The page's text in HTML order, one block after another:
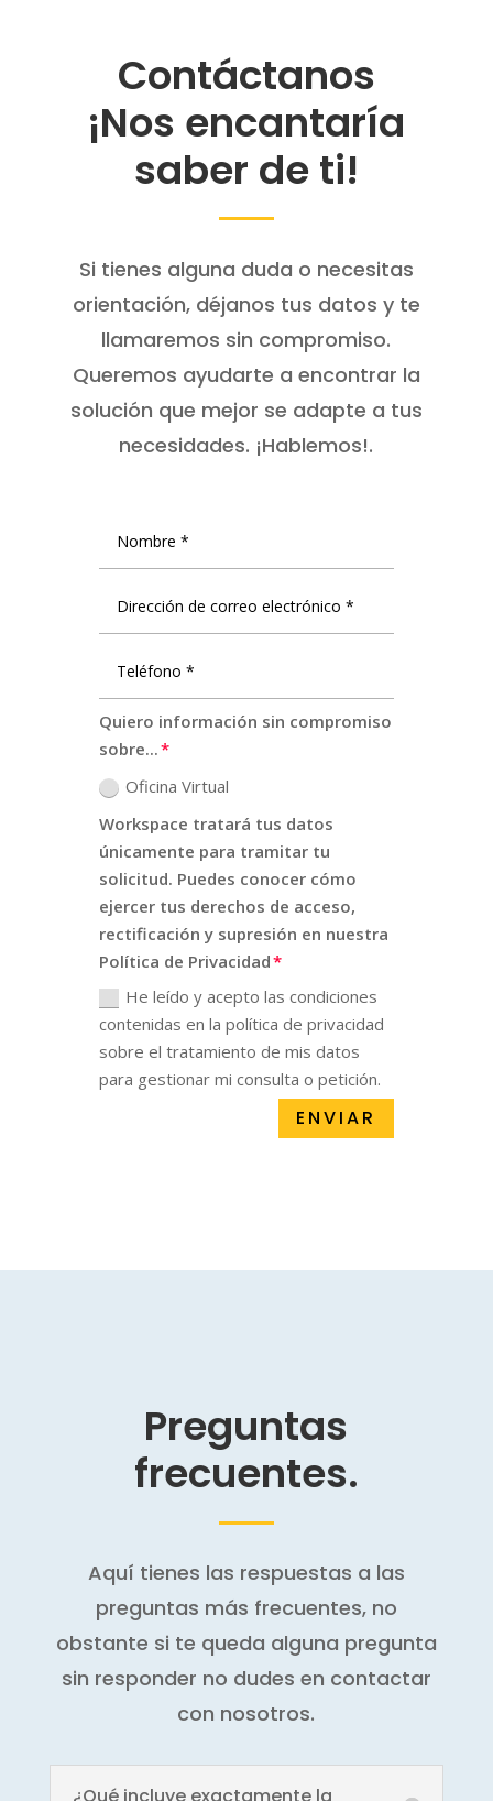
Contáctanos
¡Nos encantaría
saber de ti!
Si tienes alguna duda o necesitas
orientación, déjanos tus datos y te
llamaremos sin compromiso.
Queremos ayudarte a encontrar la
solución que mejor se adapte a tus
necesidades. ¡Hablemos!.
Quiero información sin compromiso
sobre...
Oficina Virtual
Workspace tratará tus datos
únicamente para tramitar tu
solicitud. Puedes conocer cómo
ejercer tus derechos de acceso,
rectificación y supresión en nuestra
Política de Privacidad
He leído y acepto las condiciones
contenidas en la política de privacidad
sobre el tratamiento de mis datos
para gestionar mi consulta o petición.
ENVIAR
Preguntas
frecuentes.
Aquí tienes las respuestas a las
preguntas más frecuentes, no
obstante si te queda alguna pregunta
sin responder no dudes en contactar
con nosotros.